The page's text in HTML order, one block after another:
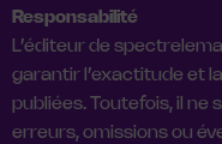
Responsabilité
L’éditeur de
garantir l’exactitude et
publiées. Toutefois, il
erreurs, omissions ou